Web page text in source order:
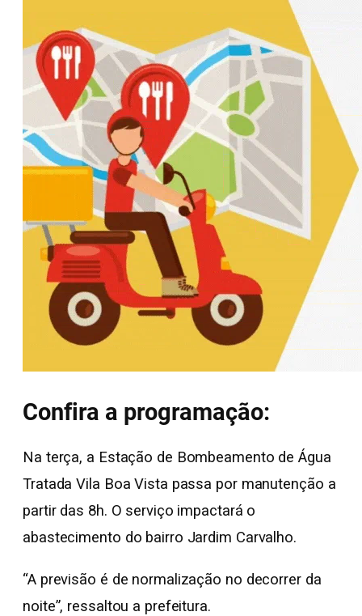
Confira a programação:
Na terça, a Estação de Bombeamento de Água
Tratada Vila Boa Vista passa por manutenção a
partir das 8h. O serviço impactará o
abastecimento do bairro Jardim Carvalho.
“A previsão é de normalização no decorrer da
noite”, ressaltou a prefeitura.